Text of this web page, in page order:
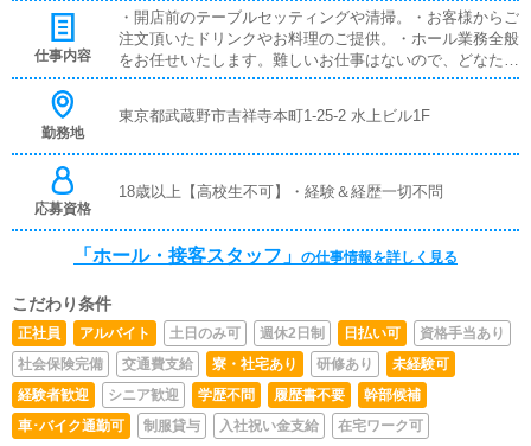
仕事内容
・開店前のテーブルセッティングや清掃。・お客様からご
注文頂いたドリンクやお料理のご提供。・ホール業務全般
をお任せいたします。難しいお仕事はないので、どなたで
もすぐに覚えられます。未経験の方でもご安心ください。
勤務地
東京都武蔵野市吉祥寺本町1-25-2 水上ビル1F
応募資格
18歳以上【高校生不可】・経験＆経歴一切不問
「ホール・接客スタッフ」 の仕事情報を詳しく見る
こだわり条件
正社員 アルバイト 土日のみ可 週休2日制 日払い可
資格手当あり
社会保険完備
交通費支給 寮・社宅あり 研修あり
未経験可
経験者歓迎
シニア歓迎 学歴不問 履歴書不要
幹部候補
車･バイク通勤可
制服貸与 入社祝い金支給 在宅ワーク可